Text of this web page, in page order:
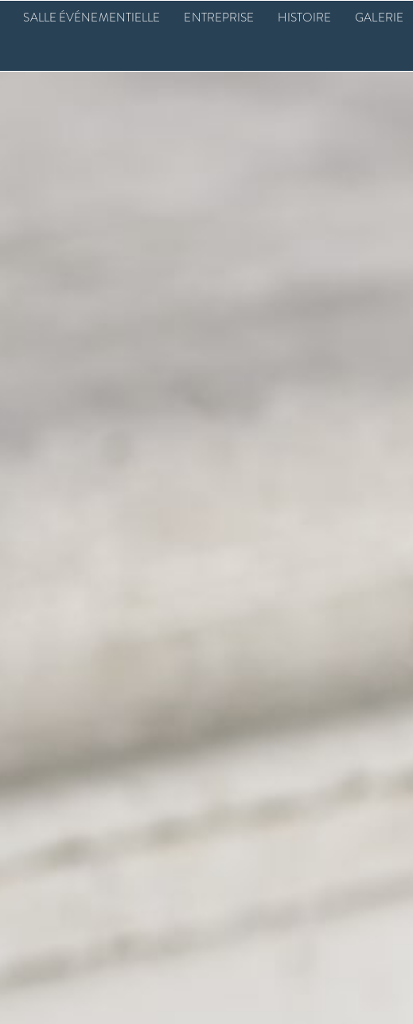
SALLE ÉVÉNEMENTIELLE ENTREPRISE HISTOIRE GALERIE